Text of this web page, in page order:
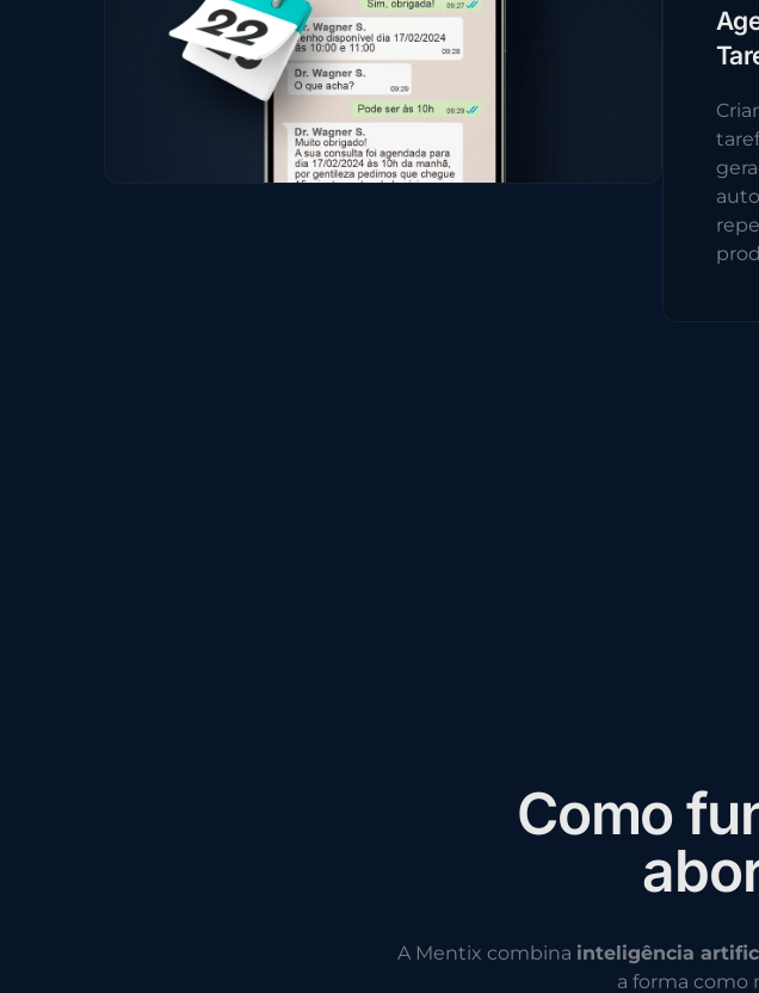
Comofu
abo
A Mentix combina inteligência
a forma como